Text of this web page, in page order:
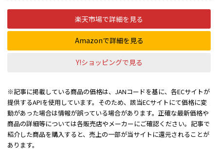
楽天市場で詳細を見る
Amazonで詳細を見る
Y!ショッピングで見る
※記事に掲載している商品の価格は、JANコードを基に、各ECサイトが
提供するAPIを使用しています。そのため、該当ECサイトにて価格に変
動があった場合は情報が誤っている場合があります。正確な最新価格や
商品の詳細等については各販売店やメーカーにご確認ください。記事で
紹介した商品を購入すると、売上の一部が当サイトに還元されることが
あります。